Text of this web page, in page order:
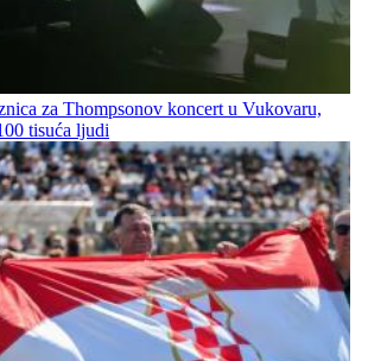
za Thompsonov koncert u Vukovaru,
tisuća ljudi